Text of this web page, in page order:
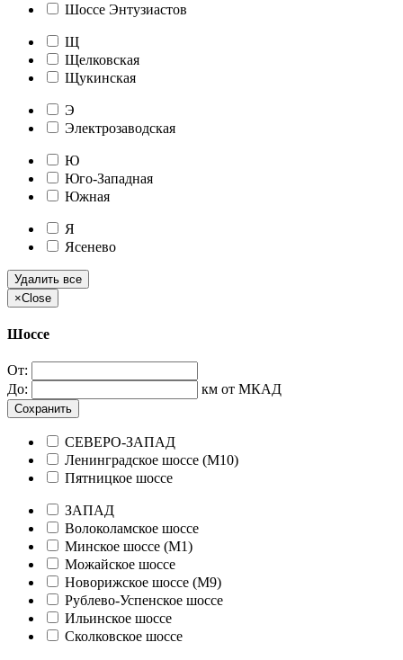
Шоссе Энтузиастов
Щ
Щелковская
Щукинская
Э
Электрозаводская
Ю
Юго-Западная
Южная
Я
Ясенево
Удалить все
×Close
Шоссе
От:
До:
км от МКАД
Сохранить
СЕВЕРО-ЗАПАД
Ленинградское шоссе (М10)
Пятницкое шоссе
ЗАПАД
Волоколамское шоссе
Минское шоссе (М1)
Можайское шоссе
Новорижское шоссе (М9)
Рублево-Успенское шоссе
Ильинское шоссе
Сколковское шоссе